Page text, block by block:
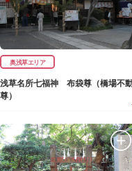
奥浅草エリア
浅草名所七福神 布袋尊（橋場不
尊）